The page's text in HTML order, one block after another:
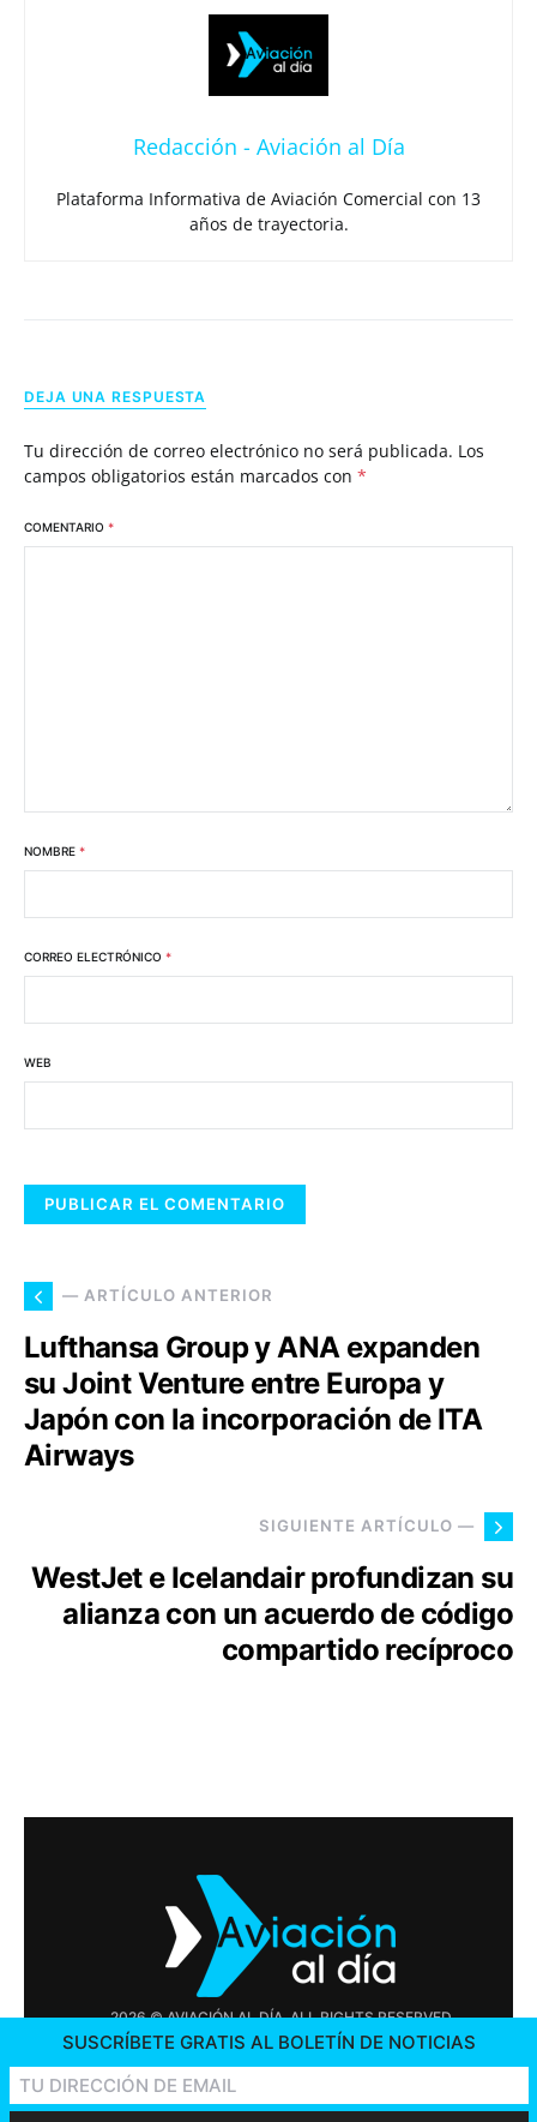
Redacción - Aviación al Día
Plataforma Informativa de Aviación Comercial con 13
años de trayectoria.
DEJA UNA RESPUESTA
Tu dirección de correo electrónico no será publicada. Los
campos obligatorios están marcados con *
COMENTARIO *
NOMBRE *
CORREO ELECTRÓNICO *
WEB
— ARTÍCULO ANTERIOR
Lufthansa Group y ANA expanden
su Joint Venture entre Europa y
Japón con la incorporación de ITA
Airways
SIGUIENTE ARTÍCULO —
WestJet e Icelandair profundizan su
alianza con un acuerdo de código
compartido recíproco
2026 © AVIACIÓN AL DÍA. ALL RIGHTS RESERVED
OFERTAS DE TRABAJO
SUSCRÍBETE GRATIS AL BOLETÍN DE NOTICIAS